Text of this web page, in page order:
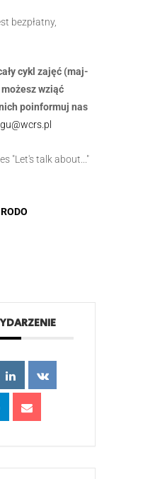
bezpłatny,
cykl zajęć (maj-
wziąć
poinformuj nas
"Let's talk about..."